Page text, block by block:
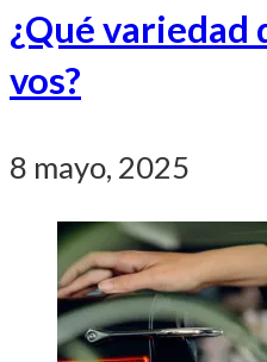
¿Qué variedad
vos?
8 mayo, 2025